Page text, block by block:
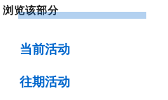
浏览该部分
当前活动
往期活动